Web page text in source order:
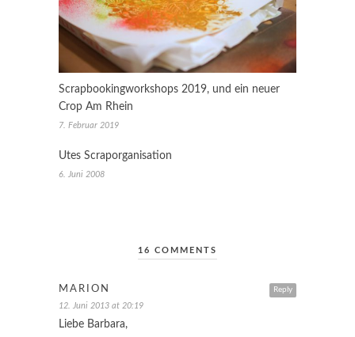
Scrapbookingworkshops 2019, und ein neuer
Crop Am Rhein
7. Februar 2019
Utes Scraporganisation
6. Juni 2008
16 COMMENTS
Reply
MARION
12. Juni 2013 at 20:19
Liebe Barbara,